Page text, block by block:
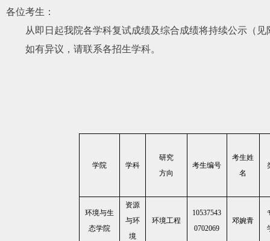
各位考生：
从即日起我院各学科复试成绩及综合成绩将持续公示（
如有异议，请联系各招生学科。
学院 学科
研究
方向
考生编号
考生姓
名
环境与生
态学院
资源
与环
境
环境工程
10537543
0702069
邓婉青